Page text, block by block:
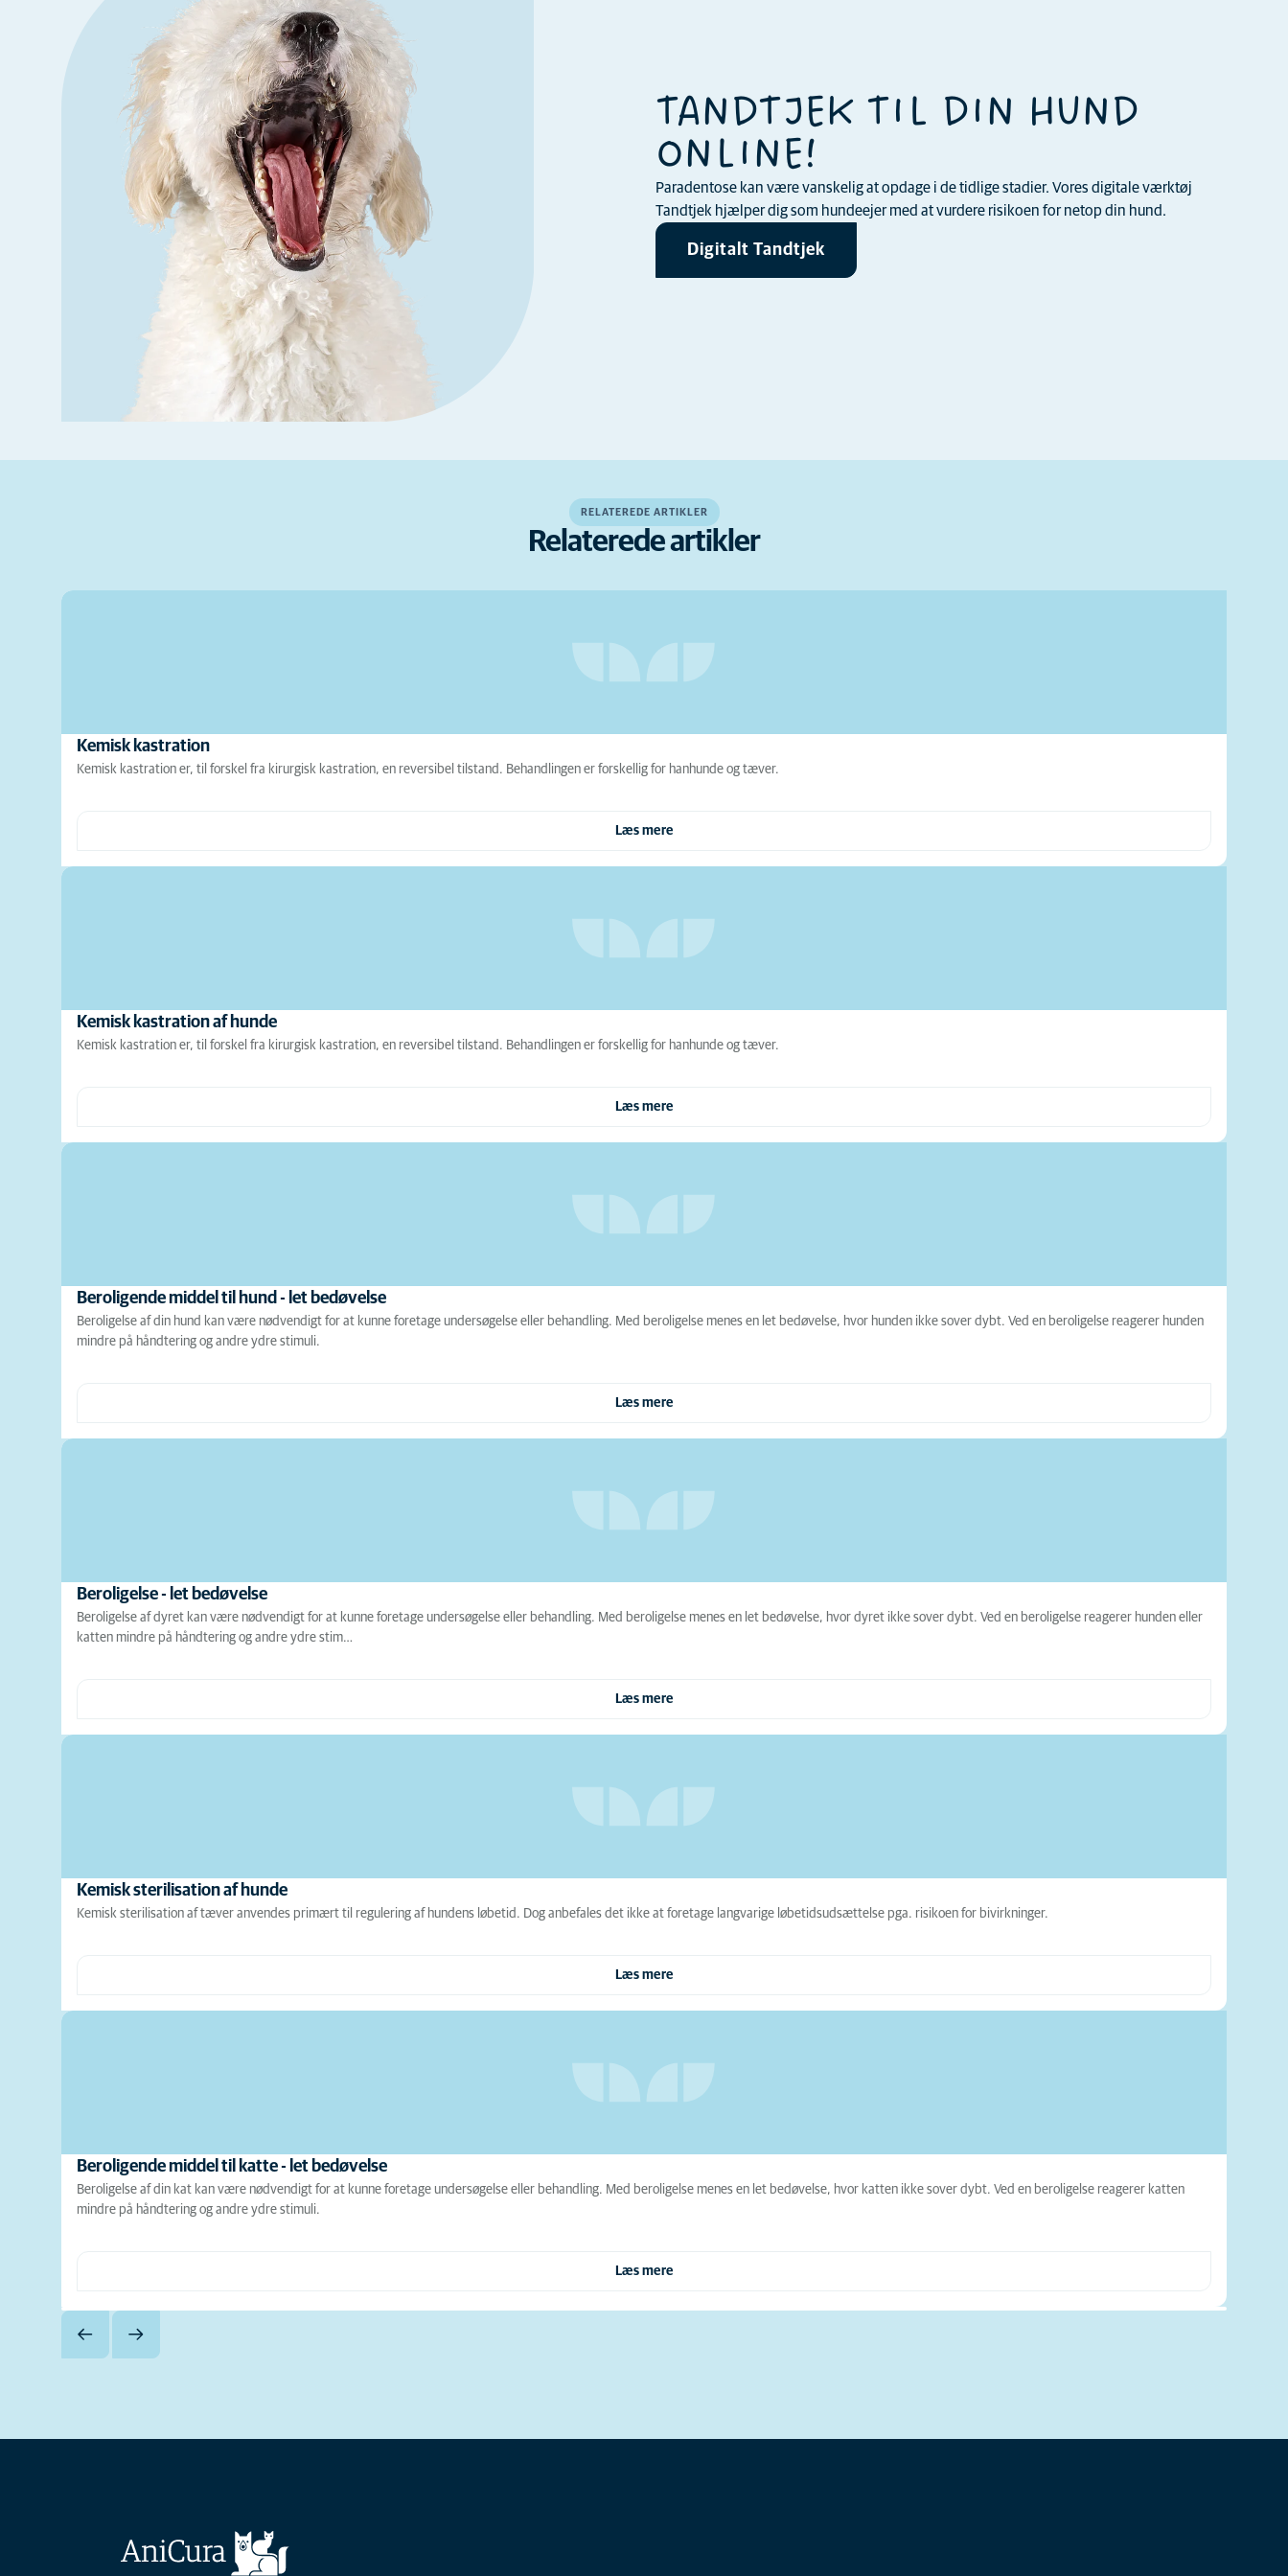
TANDTJEK TIL DIN HUND
ONLINE!
Paradentose kan være vanskelig at opdage i de tidlige stadier. Vores digitale værktøj
Tandtjek hjælper dig som hundeejer med at vurdere risikoen for netop din hund.
Digitalt Tandtjek
RELATEREDE ARTIKLER
Relaterede artikler
Kemisk kastration
Kemisk kastration er, til forskel fra kirurgisk kastration, en reversibel tilstand. Behandlingen er forskellig for hanhunde og tæver.
Læs mere
Kemisk kastration af hunde
Kemisk kastration er, til forskel fra kirurgisk kastration, en reversibel tilstand. Behandlingen er forskellig for hanhunde og tæver.
Læs mere
Beroligende middel til hund - let bedøvelse
Beroligelse af din hund kan være nødvendigt for at kunne foretage undersøgelse eller behandling. Med beroligelse menes en let bedøvelse, hvor hunden ikke sover dybt. Ved en beroligelse reagerer hunden
mindre på håndtering og andre ydre stimuli.
Læs mere
Beroligelse - let bedøvelse
Beroligelse af dyret kan være nødvendigt for at kunne foretage undersøgelse eller behandling. Med beroligelse menes en let bedøvelse, hvor dyret ikke sover dybt. Ved en beroligelse reagerer hunden eller
katten mindre på håndtering og andre ydre stim…
Læs mere
Kemisk sterilisation af hunde
Kemisk sterilisation af tæver anvendes primært til regulering af hundens løbetid. Dog anbefales det ikke at foretage langvarige løbetidsudsættelse pga. risikoen for bivirkninger.
Læs mere
Beroligende middel til katte - let bedøvelse
Beroligelse af din kat kan være nødvendigt for at kunne foretage undersøgelse eller behandling. Med beroligelse menes en let bedøvelse, hvor katten ikke sover dybt. Ved en beroligelse reagerer katten
mindre på håndtering og andre ydre stimuli.
Læs mere